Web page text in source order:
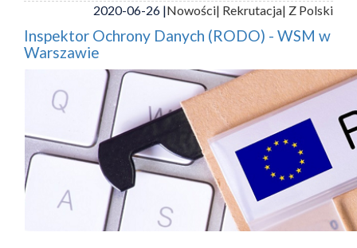
2020-06-26 |Nowości| Rekrutacja| Z Polski
Inspektor Ochrony Danych (RODO) - WSM w
Warszawie